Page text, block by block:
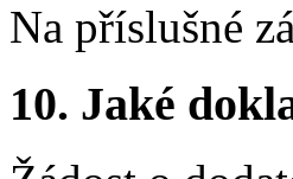
Na příslušné
10. Jaké